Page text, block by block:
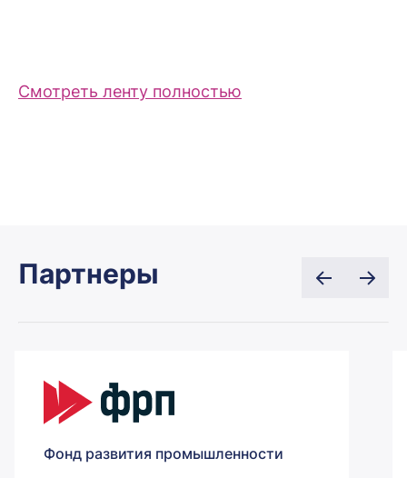
Смотреть ленту полностью
Партнеры
Фонд развития промышленности